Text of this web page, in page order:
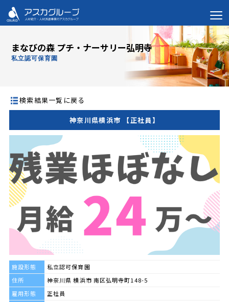
まなびの森 プチ・ナーサリー弘明寺
私立認可保育園
検索結果一覧に戻る
神奈川県横浜市 【正社員】
施設形態
私立認可保育園
住所
神奈川県 横浜市 南区弘明寺町148-5
雇用形態
正社員